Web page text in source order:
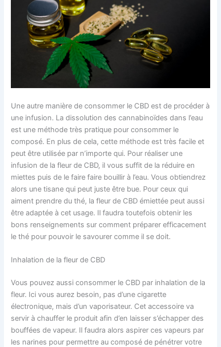
Une autre manière de consommer le CBD est de procéder à
une infusion. La dissolution des cannabinoïdes dans l’eau
est une méthode très pratique pour consommer le
composé. En plus de cela, cette méthode est très facile et
peut être utilisée par n’importe qui. Pour réaliser une
infusion de la fleur de CBD, il vous suffit de la réduire en
miettes puis de le faire faire bouillir à l’eau. Vous obtiendrez
alors une tisane qui peut juste être bue. Pour ceux qui
aiment prendre du thé, la fleur de CBD émiettée peut aussi
être adaptée à cet usage. Il faudra toutefois obtenir les
bons renseignements sur comment préparer efficacement
le thé pour pouvoir le savourer comme il se doit.
Inhalation de la fleur de CBD
Vous pouvez aussi consommer le CBD par inhalation de la
fleur. Ici vous aurez besoin, pas d’une cigarette
électronique, mais d’un vaporisateur. Cet accessoire va
servir à chauffer le produit afin d’en laisser s’échapper des
bouffées de vapeur. Il faudra alors aspirer ces vapeurs par
les narines pour permettre au composé de pénétrer votre